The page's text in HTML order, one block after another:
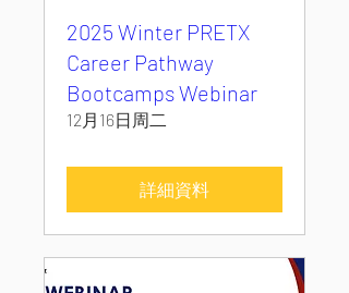
2025 Winter PRETX
Career Pathway
Bootcamps Webinar
12月16日周二
詳細資料